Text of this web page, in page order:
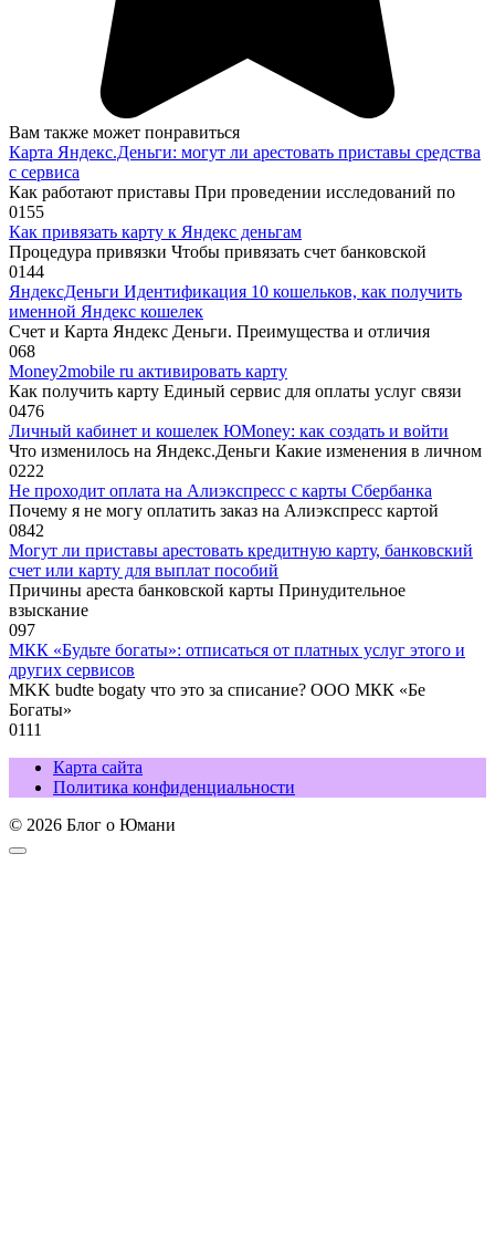
Вам также может понравиться
Карта Яндекс.Деньги: могут ли арестовать приставы средства
с сервиса
Как работают приставы При проведении исследований по
0155
Как привязать карту к Яндекс деньгам
Процедура привязки Чтобы привязать счет банковской
0144
ЯндексДеньги Идентификация 10 кошельков, как получить
именной Яндекс кошелек
Cчет и Карта Яндекс Деньги. Преимущества и отличия
068
Money2mobile ru активировать карту
Как получить карту Единый сервис для оплаты услуг связи
0476
Личный кабинет и кошелек ЮMoney: как создать и войти
Что изменилось на Яндекс.Деньги Какие изменения в личном
0222
Не проходит оплата на Алиэкспресс с карты Сбербанка
Почему я не могу оплатить заказ на Алиэкспресс картой
0842
Могут ли приставы арестовать кредитную карту, банковский
счет или карту для выплат пособий
Причины ареста банковской карты Принудительное
взыскание
097
МКК «Будьте богаты»: отписаться от платных услуг этого и
других сервисов
MKK budte bogaty что это за списание? ООО МКК «Бе
Богаты»
0111
Карта сайта
Политика конфиденциальности
© 2026 Блог о Юмани